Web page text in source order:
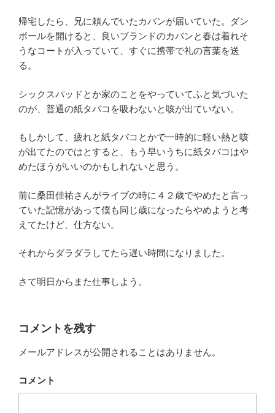
帰宅したら、兄に頼んでいたカバンが届いていた。ダン
ボールを開けると、良いブランドのカバンと春は着れそ
うなコートが入っていて、すぐに携帯で礼の言葉を送
る。
シックスパッドとか家のことをやっていてふと気づいた
のが、普通の紙タバコを吸わないと咳が出ていない。
もしかして、疲れと紙タバコとかで一時的に軽い熱と咳
が出てたのではとすると、もう早いうちに紙タバコはや
めたほうがいいのかもしれないと思う。
前に桑田佳祐さんがライブの時に４２歳でやめたと言っ
ていた記憶があって僕も同じ歳になったらやめようと考
えてたけど、仕方ない。
それからダラダラしてたら遅い時間になりました。
さて明日からまた仕事しよう。
コメントを残す
メールアドレスが公開されることはありません。
コメント